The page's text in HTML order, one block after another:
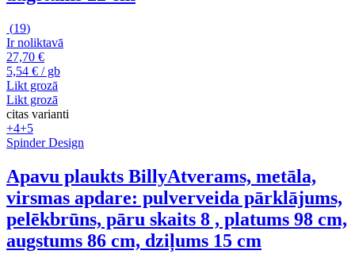
(19)
Ir noliktavā
27,70 €
5,54 € / gb
Likt grozā
Likt grozā
citas varianti
+4+5
Spinder Design
Apavu plaukts BillyAtverams, metāla,
virsmas apdare: pulverveida pārklājums,
pelēkbrūns, pāru skaits 8 , platums 98 cm,
augstums 86 cm, dziļums 15 cm